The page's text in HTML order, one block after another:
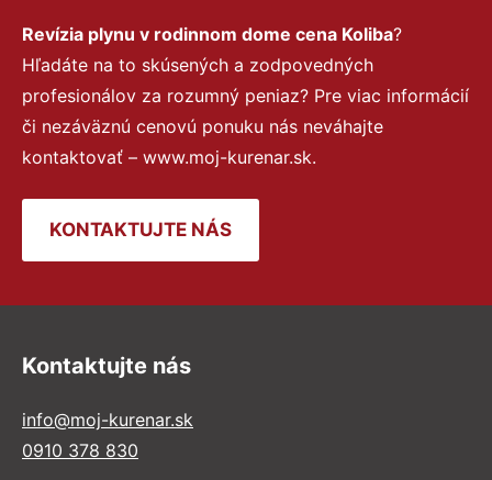
Revízia plynu v rodinnom dome cena Koliba?
Hľadáte na to skúsených a zodpovedných
profesionálov za rozumný peniaz? Pre viac informácií
či nezáväznú cenovú ponuku nás neváhajte
kontaktovať – www.moj-kurenar.sk.
KONTAKTUJTE NÁS
Kontaktujte nás
info@moj-kurenar.sk
0910 378 830